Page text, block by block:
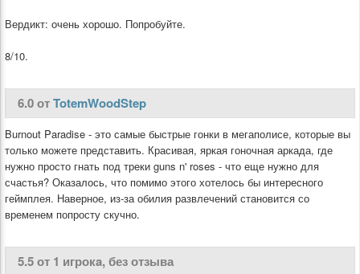
Вердикт: очень хорошо. Попробуйте.
8/10.
6.0 отTotemWoodStep
Burnout Paradise - это самые быстрые гонки в мегаполисе, которые вы
только можете представить. Красивая, яркая гоночная аркада, где
нужно просто гнать под треки guns n' roses - что еще нужно для
счастья? Оказалось, что помимо этого хотелось бы интересного
геймплея. Наверное, из-за обилия развлечений становится со
временем попросту скучно.
5.5 от 1 игрокa, без отзыва